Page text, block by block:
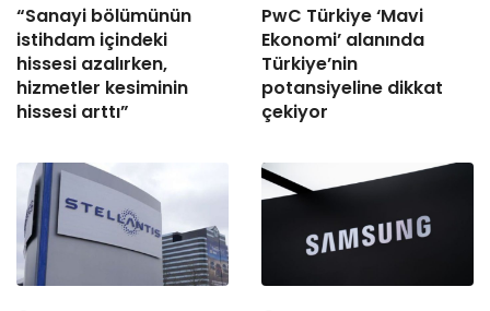
“Sanayi bölümünün
istihdam içindeki
hissesi azalırken,
hizmetler kesiminin
hissesi arttı”
PwC Türkiye ‘Mavi
Ekonomi’ alanında
Türkiye’nin
potansiyeline dikkat
çekiyor